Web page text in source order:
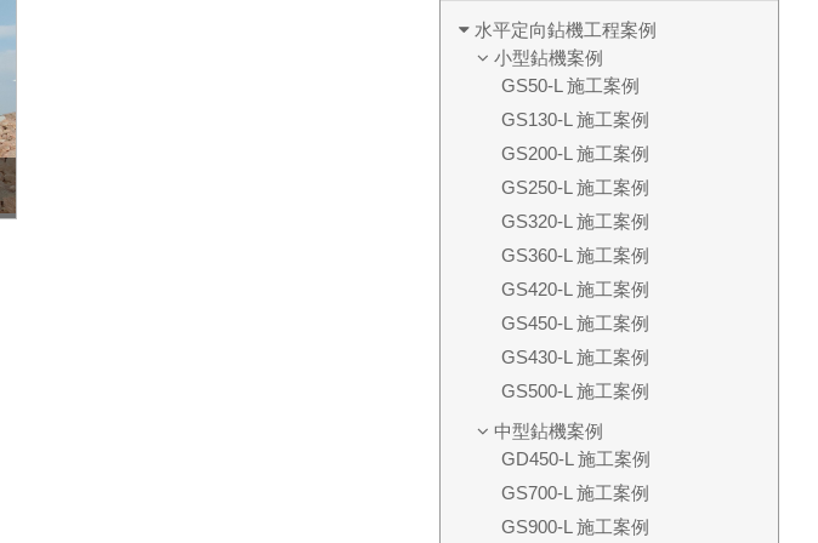
水平定向鉆機工程案例
小型鉆機案例
GS50-L 施工案例
GS130-L 施工案例
GS200-L 施工案例
GS250-L 施工案例
GS320-L 施工案例
GS360-L 施工案例
GS420-L 施工案例
GS450-L 施工案例
GS430-L 施工案例
GS500-L 施工案例
中型鉆機案例
GD450-L 施工案例
GS700-L 施工案例
GS900-L 施工案例